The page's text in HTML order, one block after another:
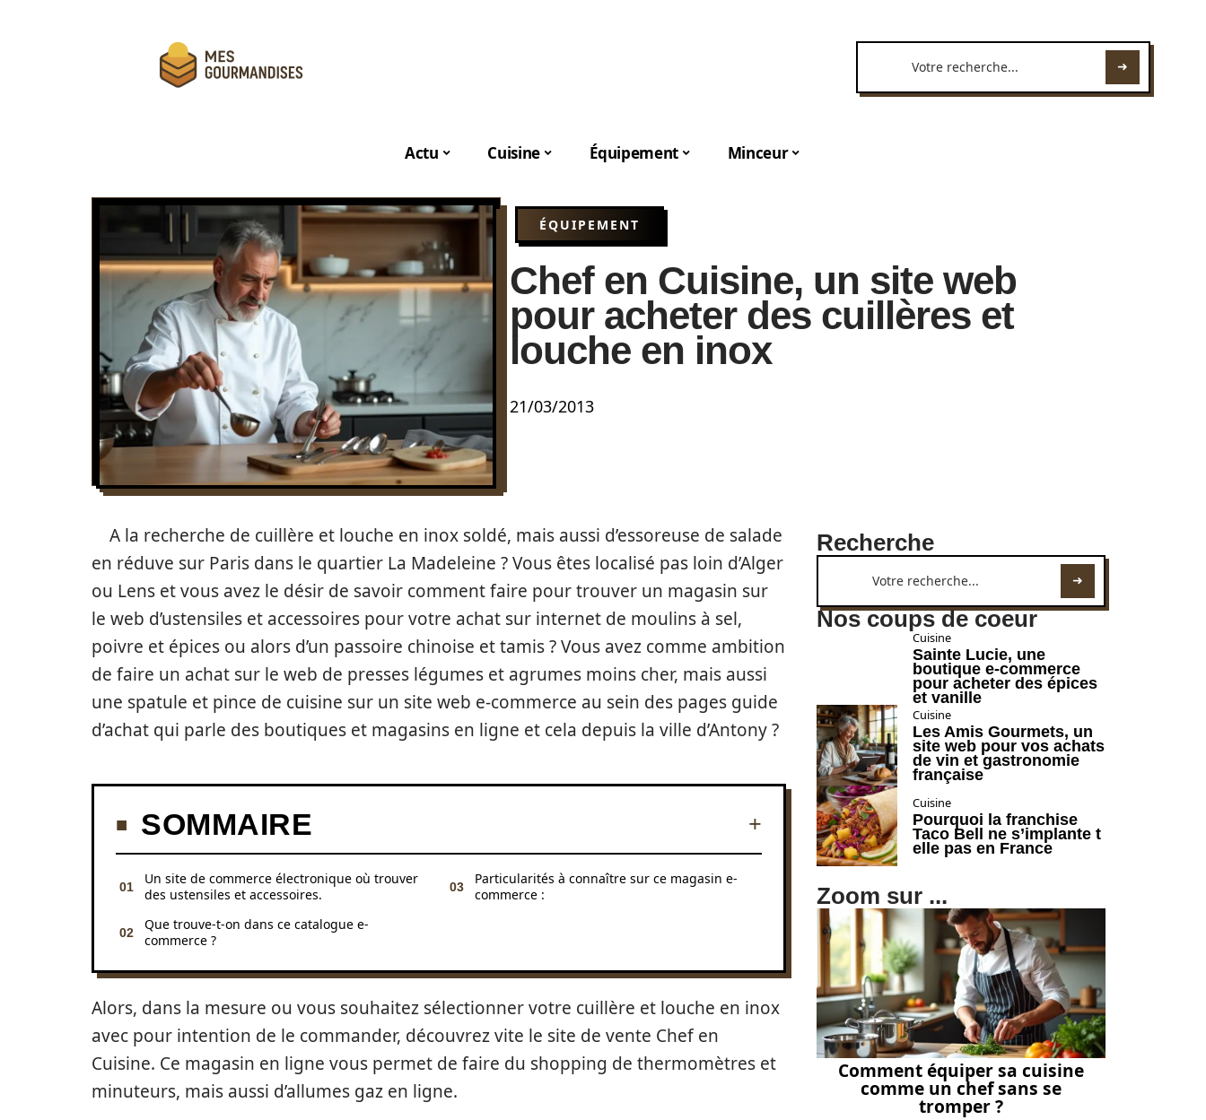
Actu Cuisine Équipement Minceur
ÉQUIPEMENT
Chef en Cuisine, un site web
pour acheter des cuillères et
louche en inox
21/03/2013
A la recherche de cuillère et louche en inox soldé, mais aussi d’essoreuse de salade
en réduve sur Paris dans le quartier La Madeleine ? Vous êtes localisé pas loin d’Alger
ou Lens et vous avez le désir de savoir comment faire pour trouver un magasin sur
le web d’ustensiles et accessoires pour votre achat sur internet de moulins à sel,
poivre et épices ou alors d’un passoire chinoise et tamis ? Vous avez comme ambition
de faire un achat sur le web de presses légumes et agrumes moins cher, mais aussi
une spatule et pince de cuisine sur un site web e-commerce au sein des pages guide
d’achat qui parle des boutiques et magasins en ligne et cela depuis la ville d’Antony ?
SOMMAIRE
Un site de commerce électronique où trouver
des ustensiles et accessoires.
Que trouve-t-on dans ce catalogue e-
commerce ?
Particularités à connaître sur ce magasin e-
commerce :
Alors, dans la mesure ou vous souhaitez sélectionner votre cuillère et louche en inox
avec pour intention de le commander, découvrez vite le site de vente Chef en
Cuisine. Ce magasin en ligne vous permet de faire du shopping de thermomètres et
minuteurs, mais aussi d’allumes gaz en ligne.
Recherche
Nos coups de coeur
Cuisine
Sainte Lucie, une
boutique e-commerce
pour acheter des épices
et vanille
Cuisine
Les Amis Gourmets, un
site web pour vos achats
de vin et gastronomie
française
Cuisine
Pourquoi la franchise
Taco Bell ne s’implante t
elle pas en France
Zoom sur ...
Comment équiper sa cuisine
comme un chef sans se
tromper ?